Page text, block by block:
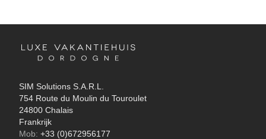
SIM Solutions S.A.R.L.
754 Route du Moulin du Touroulet
24800 Chalais
Frankrijk
Mob: +33 (0)672956177